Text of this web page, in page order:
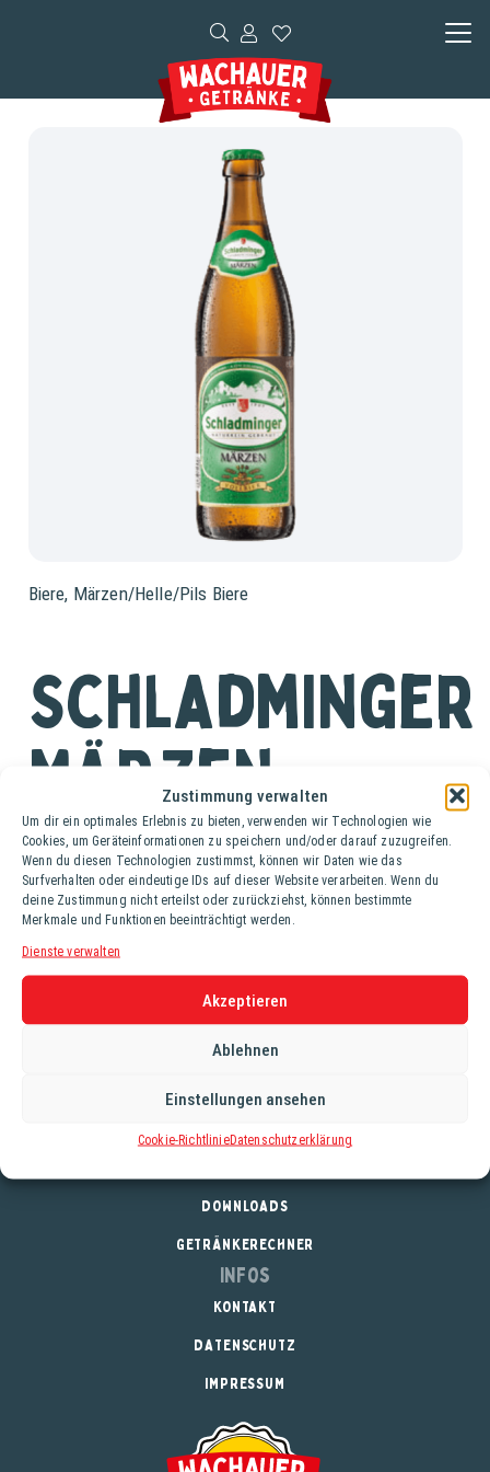
Zustimmung verwalten
Um dir ein optimales Erlebnis zu bieten, verwenden wir Technologien wie
Cookies, um Geräteinformationen zu speichern und/oder darauf zuzugreifen.
Wenn du diesen Technologien zustimmst, können wir Daten wie das
Surfverhalten oder eindeutige IDs auf dieser Website verarbeiten. Wenn du
deine Zustimmung nicht erteilst oder zurückziehst, können bestimmte
Merkmale und Funktionen beeinträchtigt werden.
Dienste verwalten
Akzeptieren
Ablehnen
Einstellungen ansehen
Cookie-RichtlinieDatenschutzerklärung
Biere, Märzen/Helle/Pils Biere
Schladminger
Märzen
Ki. (20 Fl. à 0,5 lt.)
Schladminger Märzen ist ein goldgelbes, untergäriges
Festbier. Es zeichnet sich durch einen fruchtig-malzigen
einer feinen Hopfennote im Abgang.
Service
DOWNLOADS
GETRÄNKERECHNER
Infos
KONTAKT
DATENSCHUTZ
IMPRESSUM